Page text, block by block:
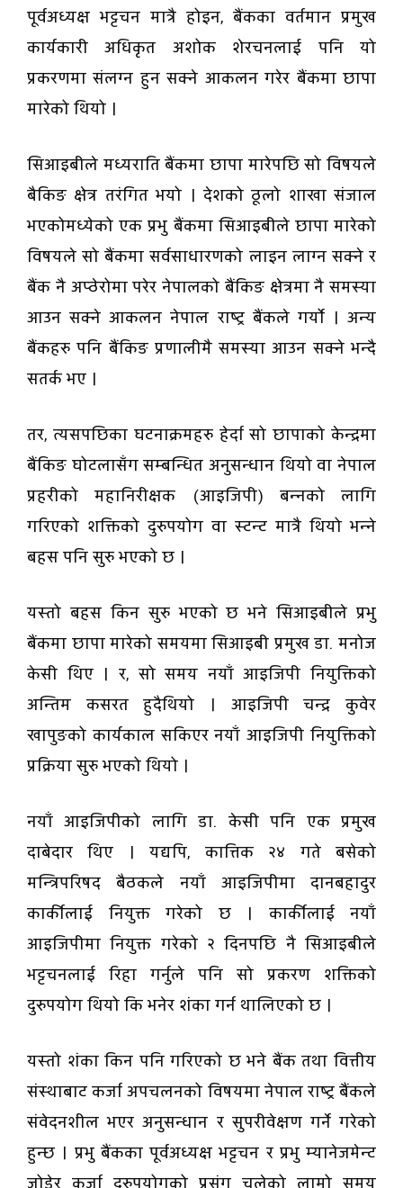
पूर्वअध्यक्ष भट्टचन मात्रै होइन, बैंकका वर्तमान प्रमुख
कार्यकारी अधिकृत अशोक शेरचनलाई पनि यो
प्रकरणमा संलग्न हुन सक्ने आकलन गरेर बैंकमा छापा
मारेको थियो ।
सिआइबीले मध्यराति बैंकमा छापा मारेपछि सो विषयले
बैकिङ क्षेत्र तरंगित भयो । देशको ठूलो शाखा संजाल
भएकोमध्येको एक प्रभु बैंकमा सिआइबीले छापा मारेको
विषयले सो बैंकमा सर्वसाधारणको लाइन लाग्न सक्ने र
बैंक नै अप्ठेरोमा परेर नेपालको बैंकिङ क्षेत्रमा नै समस्या
आउन सक्ने आकलन नेपाल राष्ट्र बैंकले गर्यो । अन्य
बैंकहरु पनि बैंकिङ प्रणालीमै समस्या आउन सक्ने भन्दै
सतर्क भए ।
तर, त्यसपछिका घटनाक्रमहरु हेर्दा सो छापाको केन्द्रमा
बैंकिङ घोटलासँग सम्बन्धित अनुसन्धान थियो वा नेपाल
प्रहरीको महानिरीक्षक (आइजिपी) बन्नको लागि
गरिएको शक्तिको दुरुपयोग वा स्टन्ट मात्रै थियो भन्ने
बहस पनि सुरु भएको छ ।
यस्तो बहस किन सुरु भएको छ भने सिआइबीले प्रभु
बैंकमा छापा मारेको समयमा सिआइबी प्रमुख डा. मनोज
केसी थिए । र, सो समय नयाँ आइजिपी नियुक्तिको
अन्तिम कसरत हुदैथियो । आइजिपी चन्द्र कुवेर
खापुङको कार्यकाल सकिएर नयाँ आइजिपी नियुक्तिको
प्रक्रिया सुरु भएको थियो ।
नयाँ आइजिपीको लागि डा. केसी पनि एक प्रमुख
दाबेदार थिए । यद्यपि, कात्तिक २४ गते बसेको
मन्त्रिपरिषद बैठकले नयाँ आइजिपीमा दानबहादुर
कार्कीलाई नियुक्त गरेको छ । कार्कीलाई नयाँ
आइजिपीमा नियुक्त गरेको २ दिनपछि नै सिआइबीले
भट्टचनलाई रिहा गर्नुले पनि सो प्रकरण शक्तिको
दुरुपयोग थियो कि भनेर शंका गर्न थालिएको छ ।
यस्तो शंका किन पनि गरिएको छ भने बैंक तथा वित्तीय
संस्थाबाट कर्जा अपचलनको विषयमा नेपाल राष्ट्र बैंकले
संवेदनशील भएर अनुसन्धान र सुपरीवेक्षण गर्ने गरेको
हुन्छ । प्रभु बैंकका पूर्वअध्यक्ष भट्टचन र प्रभु म्यानेजमेन्ट